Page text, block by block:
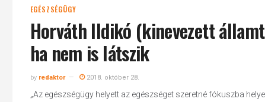
EGÉSZSÉGÜGY
Horváth Ildikó (kinevezett
ha nem is látszik
by redaktor 2018. október 28.
„Az egészségügy helyett az egészséget szeretné fókuszba